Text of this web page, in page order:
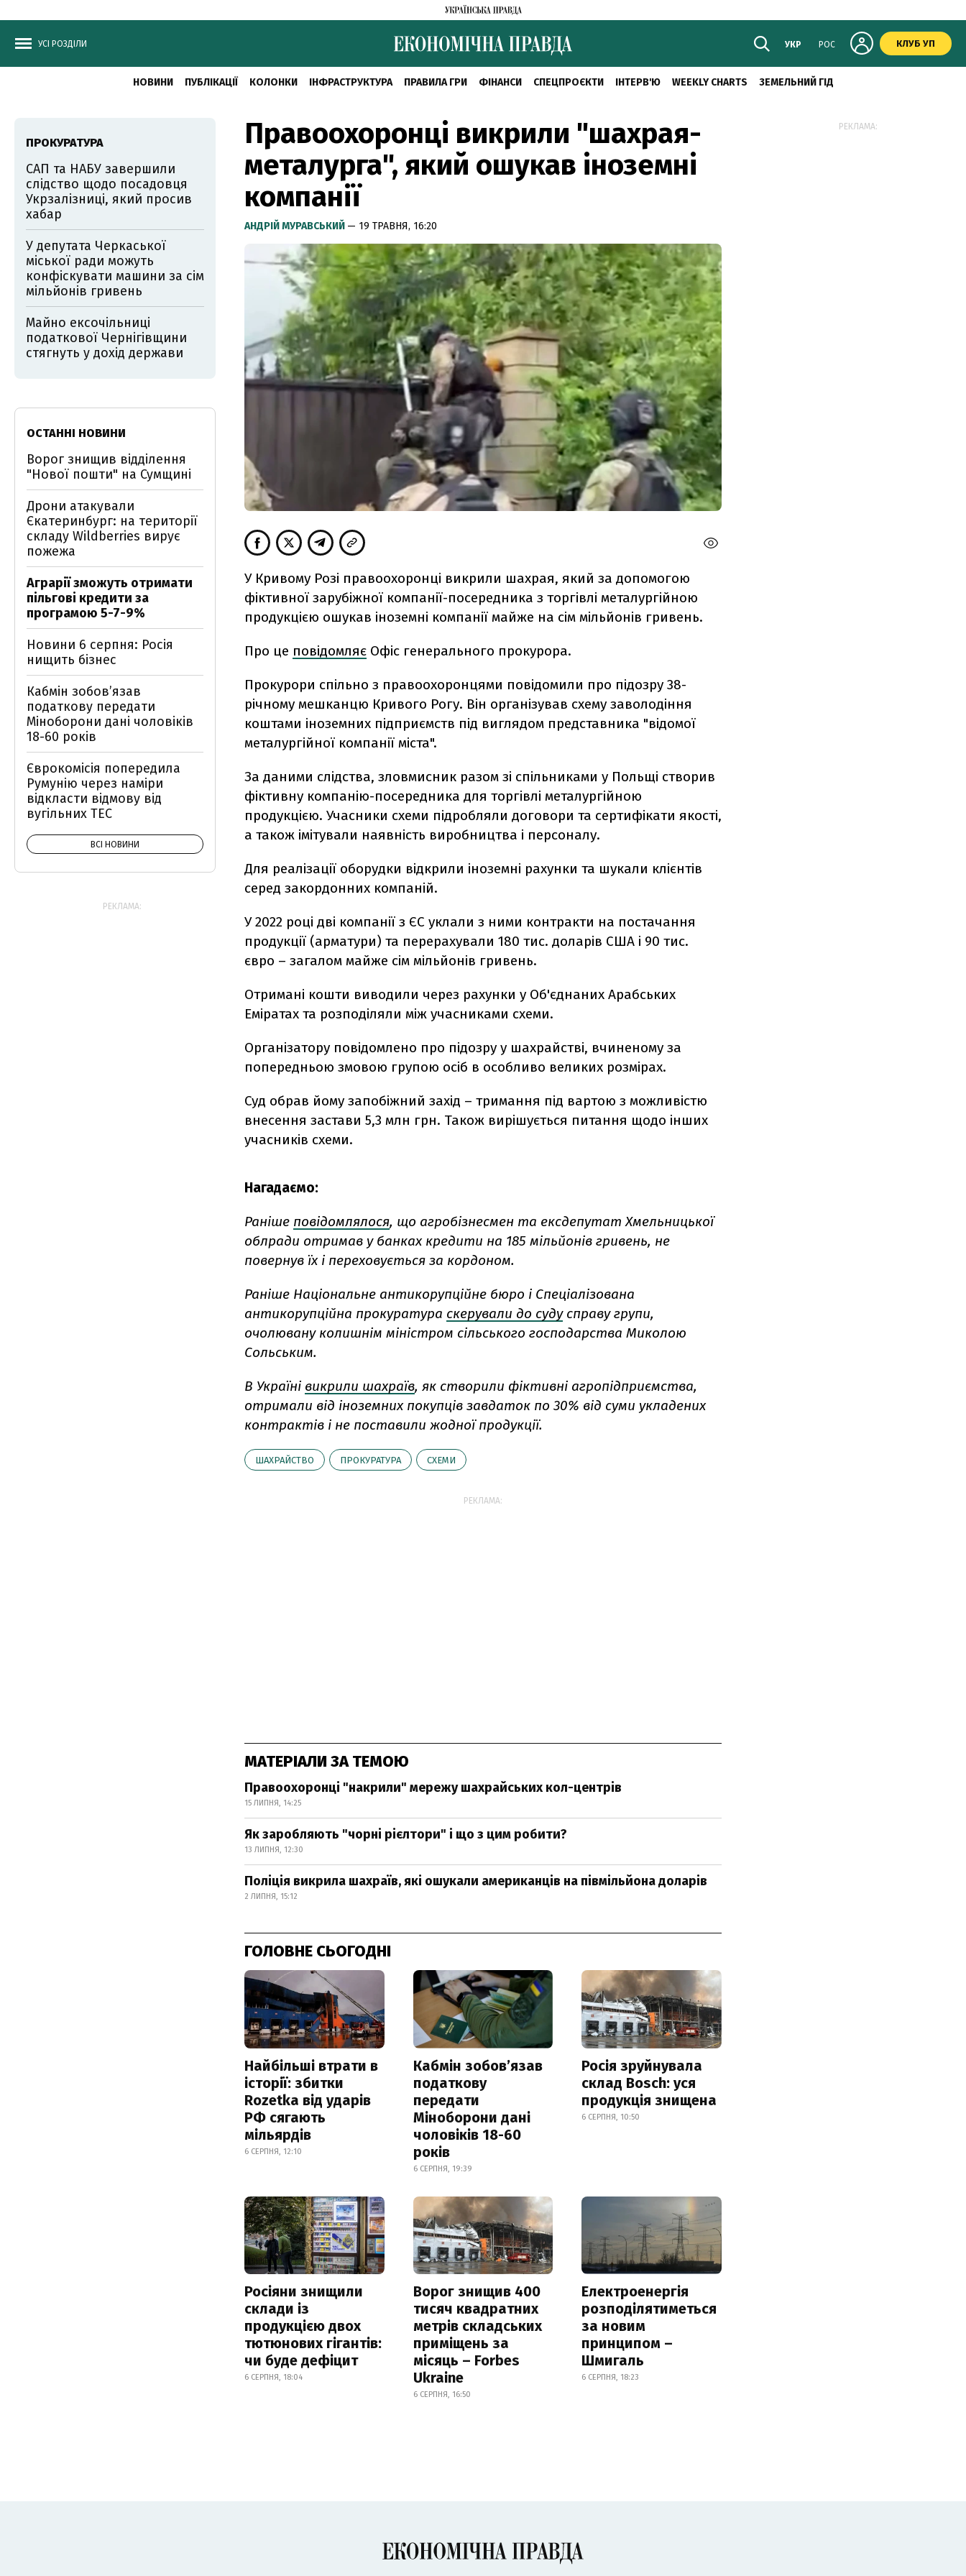
УСІ РОЗДІЛИ УКР РОС КЛУБ УП
НОВИНИ ПУБЛІКАЦІЇ КОЛОНКИ ІНФРАСТРУКТУРА ПРАВИЛА ГРИ ФІНАНСИ СПЕЦПРОЄКТИ ІНТЕРВ'Ю WEEKLY CHARTS ЗЕМЕЛЬНИЙ ГІД
Правоохоронці викрили "шахрая-
металурга", який ошукав іноземні
компанії
АНДРІЙ МУРАВСЬКИЙ — 19 ТРАВНЯ, 16:20
У Кривому Розі правоохоронці викрили шахрая, який за допомогою
фіктивної зарубіжної компанії-посередника з торгівлі металургійною
продукцією ошукав іноземні компанії майже на сім мільйонів гривень.
Про це повідомляє Офіс генерального прокурора.
Прокурори спільно з правоохоронцями повідомили про підозру 38-
річному мешканцю Кривого Рогу. Він організував схему заволодіння
коштами іноземних підприємств під виглядом представника "відомої
металургійної компанії міста".
За даними слідства, зловмисник разом зі спільниками у Польщі створив
фіктивну компанію-посередника для торгівлі металургійною
продукцією. Учасники схеми підробляли договори та сертифікати якості,
а також імітували наявність виробництва і персоналу.
Для реалізації оборудки відкрили іноземні рахунки та шукали клієнтів
серед закордонних компаній.
У 2022 році дві компанії з ЄС уклали з ними контракти на постачання
продукції (арматури) та перерахували 180 тис. доларів США і 90 тис.
євро – загалом майже сім мільйонів гривень.
Отримані кошти виводили через рахунки у Об'єднаних Арабських
Еміратах та розподіляли між учасниками схеми.
Організатору повідомлено про підозру у шахрайстві, вчиненому за
попередньою змовою групою осіб в особливо великих розмірах.
Суд обрав йому запобіжний захід – тримання під вартою з можливістю
внесення застави 5,3 млн грн. Також вирішується питання щодо інших
учасників схеми.
Нагадаємо:
Раніше повідомлялося, що агробізнесмен та ексдепутат Хмельницької
облради отримав у банках кредити на 185 мільйонів гривень, не
повернув їх і переховується за кордоном.
Раніше Національне антикорупційне бюро і Спеціалізована
антикорупційна прокуратура скерували до суду справу групи,
очолювану колишнім міністром сільського господарства Миколою
Сольським.
В Україні викрили шахраїв, як створили фіктивні агропідприємства,
отримали від іноземних покупців завдаток по 30% від суми укладених
контрактів і не поставили жодної продукції.
ШАХРАЙСТВО ПРОКУРАТУРА СХЕМИ
РЕКЛАМА:
МАТЕРІАЛИ ЗА ТЕМОЮ
Правоохоронці "накрили" мережу шахрайських кол-центрів
15 ЛИПНЯ, 14:25
Як заробляють "чорні рієлтори" і що з цим робити?
13 ЛИПНЯ, 12:30
Поліція викрила шахраїв, які ошукали американців на півмільйона доларів
2 ЛИПНЯ, 15:12
ГОЛОВНЕ СЬОГОДНІ
Найбільші втрати в
історії: збитки
Rozetka від ударів
РФ сягають
мільярдів
6 СЕРПНЯ, 12:10
Кабмін зобовʼязав
податкову
передати
Міноборони дані
чоловіків 18-60
років
6 СЕРПНЯ, 19:39
Росія зруйнувала
склад Bosch: уся
продукція знищена
6 СЕРПНЯ, 10:50
Росіяни знищили
склади із
продукцією двох
тютюнових гігантів:
чи буде дефіцит
6 СЕРПНЯ, 18:04
Ворог знищив 400
тисяч квадратних
метрів складських
приміщень за
місяць – Forbes
Ukraine
6 СЕРПНЯ, 16:50
Електроенергія
розподілятиметься
за новим
принципом –
Шмигаль
6 СЕРПНЯ, 18:23
ПРОКУРАТУРА
САП та НАБУ завершили
слідство щодо посадовця
Укрзалізниці, який просив
хабар
У депутата Черкаської
міської ради можуть
конфіскувати машини за сім
мільйонів гривень
Майно ексочільниці
податкової Чернігівщини
стягнуть у дохід держави
ОСТАННІ НОВИНИ
Ворог знищив відділення
"Нової пошти" на Сумщині
Дрони атакували
Єкатеринбург: на території
складу Wildberries вирує
пожежа
Аграрії зможуть отримати
пільгові кредити за
програмою 5-7-9%
Новини 6 серпня: Росія
нищить бізнес
Кабмін зобовʼязав
податкову передати
Міноборони дані чоловіків
18-60 років
Єврокомісія попередила
Румунію через наміри
відкласти відмову від
вугільних ТЕС
ВСІ НОВИНИ
РЕКЛАМА:
РЕКЛАМА: